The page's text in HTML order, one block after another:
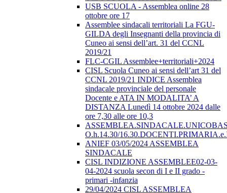
USB SCUOLA - Assemblea online 28
ottobre ore 17
Assemblee sindacali territoriali La FGU-
GILDA degli Insegnanti della provincia di
Cuneo ai sensi dell’art. 31 del CCNL
2019/21
FLC-CGIL Assemblee+territoriali+2024
CISL Scuola Cuneo ai sensi dell’art 31 del
CCNL 2019/21 INDICE Assemblea
sindacale provinciale del personale
Docente e ATA IN MODALITA’ A
DISTANZA Lunedì 14 ottobre 2024 dalle
ore 7,30 alle ore 10,3
O.h.14.30/
ANIEF 03/05/2024 ASSEMBLEA
SINDACALE
CISL INDIZIONE ASSEMBLEE02-03-
04-2024 scuola secon di I e II grado -
primari -infanzia
29/04/2024 CISL ASSEMBLEA